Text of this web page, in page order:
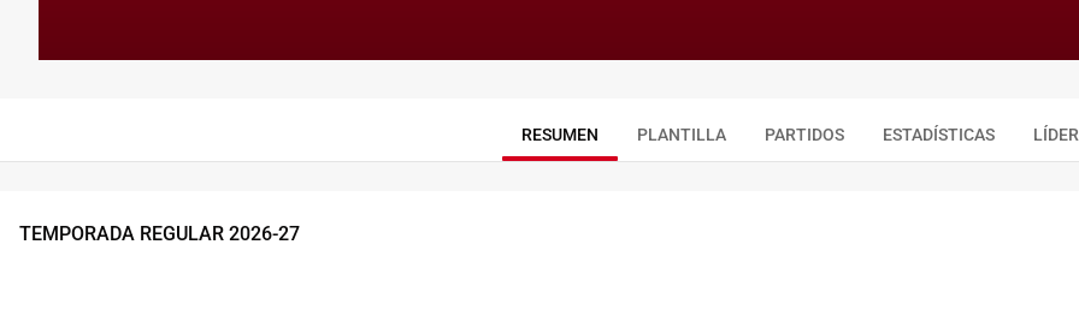
RESUMEN PLANTILLA PARTIDOS ESTADÍSTICAS
TEMPORADA REGULAR 2026-27